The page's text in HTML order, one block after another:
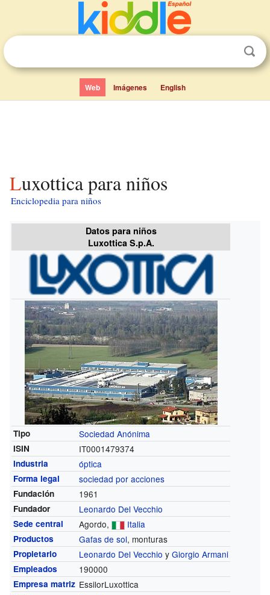
Web Imágenes English
Luxottica para niños
Enciclopedia para niños
Datos para niños
Luxottica S.p.A.
Tipo Sociedad Anónima
ISIN IT0001479374
Industria óptica
Forma legal sociedad por acciones
Fundación 1961
Fundador Leonardo Del Vecchio
Sede central Agordo, Italia
Productos Gafas de sol, monturas
Propietario Leonardo Del Vecchio yGiorgio Armani
Empleados 190000
Empresa matriz EssilorLuxottica